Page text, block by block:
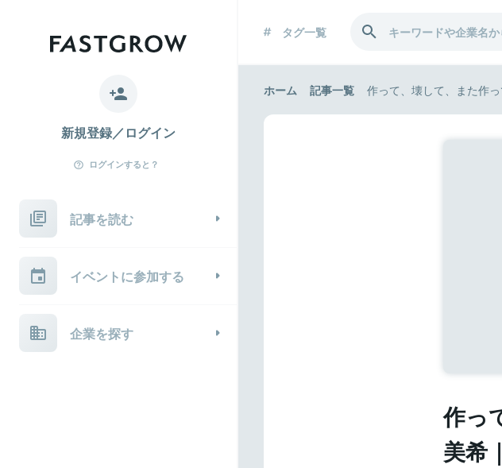
新規登録／ログイン
ログインすると？
記事を読む
イベントに参加する
企業を探す
タグ一覧
ホーム 記事一覧 作って、壊して、また作っ
作っ
美希